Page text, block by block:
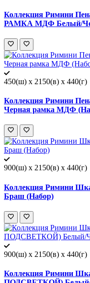
Коллекция Римини
РАМКА МДФ Белый/
450(ш) x 2150(в) x 440(г)
Коллекция Римини
Черная рамка МДФ
900(ш) x 2150(в) x 440(г)
Коллекция Римини
Браш (Набор)
900(ш) x 2150(в) x 440(г)
Коллекция Римини